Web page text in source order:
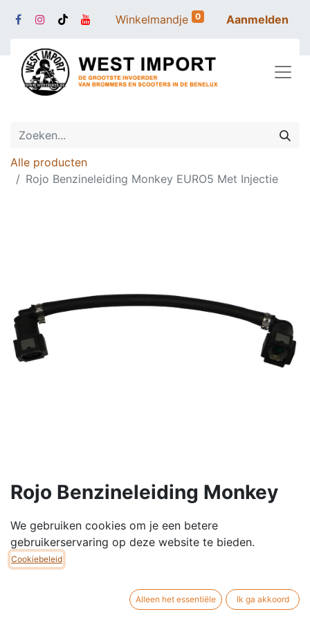
Winkelmandje 0 Aanmelden
Alle producten
Rojo Benzineleiding Monkey EURO5 Met Injectie
Rojo Benzineleiding Monkey
EURO5 Met Injectie
Hogedrukbrandstofleiding met connector. Kan
geplaatst worden op onderstaande modellen: Zhenhua
, Skyteam, enz. Monkey 49cc en 125cc EURO 5
modellen met Rojo injectie.
We gebruiken cookies om je een betere
gebruikerservaring op deze website te bieden.
Cookiebeleid
Alleen het essentiële Ik ga akkoord